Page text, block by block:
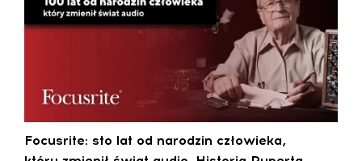
Focusrite: sto lat od narodzin człowieka,